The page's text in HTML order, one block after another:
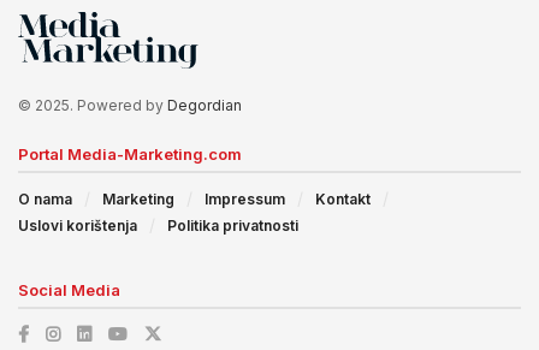
© 2025. Powered by Degordian
Portal Media-Marketing.com
O nama Marketing Impressum
Kontakt
Uslovi korištenja
Politika privatnosti
Social Media